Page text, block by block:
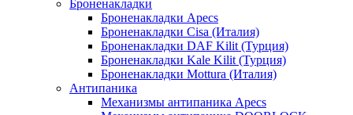
Броненакладки
Броненакладки Apecs
Броненакладки Cisa (Италия)
Броненакладки DAF Kilit (Турция)
Броненакладки Kale Kilit (Турция)
Броненакладки Mottura (Италия)
Антипаника
Механизмы антипаника Apecs